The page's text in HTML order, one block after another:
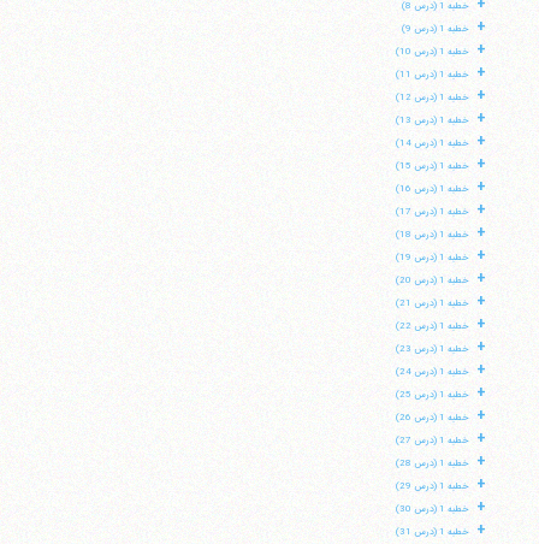
خطبه 1 (درس 8)
+ خطبه 1 (درس 9)
+ خطبه 1 (درس 10)
+ خطبه 1 (درس 11)
+ خطبه 1 (درس 12)
+ خطبه 1 (درس 13)
+ خطبه 1 (درس 14)
+ خطبه 1 (درس 15)
+ خطبه 1 (درس 16)
+ خطبه 1 (درس 17)
+ خطبه 1 (درس 18)
+ خطبه 1 (درس 19)
+ خطبه 1 (درس 20)
+ خطبه 1 (درس 21)
+ خطبه 1 (درس 22)
+ خطبه 1 (درس 23)
+ خطبه 1 (درس 24)
+ خطبه 1 (درس 25)
+ خطبه 1 (درس 26)
+ خطبه 1 (درس 27)
+ خطبه 1 (درس 28)
+ خطبه 1 (درس 29)
+ خطبه 1 (درس 30)
+ خطبه 1 (درس 31)